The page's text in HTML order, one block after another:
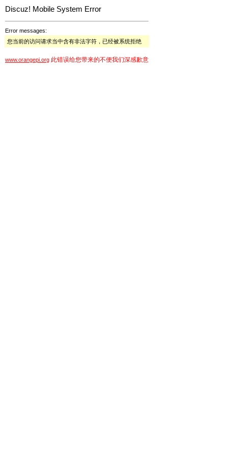
Discuz! Mobile System Error
Error messages:
您当前的访问请求当中含有非法字符，已经被系统拒绝
www.orangepi.org 此错误给您带来的不便我们深感歉意